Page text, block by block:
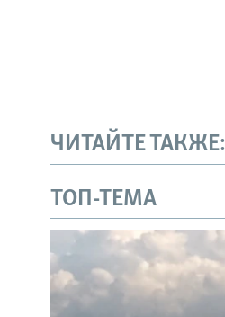
ЧИТАЙТЕ ТАКЖЕ:
ТОП-ТЕМА